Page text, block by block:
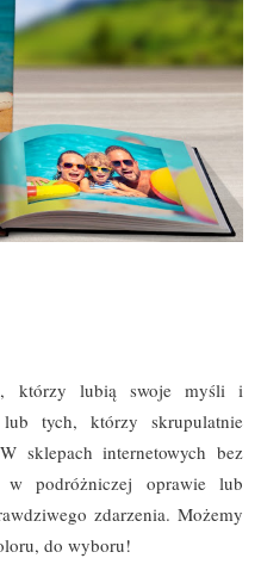
którzy lubią swoje myśli i
tych, którzy skrupulatnie
sklepach internetowych bez
w podróżniczej oprawie lub
zdarzenia. Możemy
do wyboru!